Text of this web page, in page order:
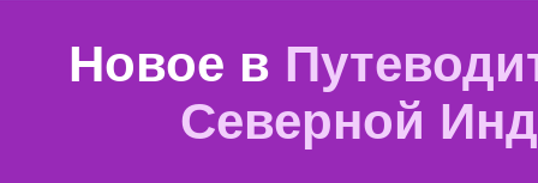
Новое в
Северной